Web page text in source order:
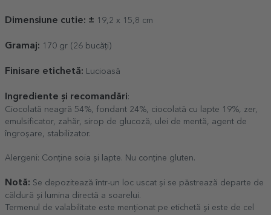
Dimensiune cutie: ± 19,2 x 15,8 cm
Gramaj: 170 gr (26 bucăți)
Finisare etichetă: Lucioasă
Ingrediente și recomandări:
Ciocolată neagră 54%, fondant 24%, ciocolată cu lapte 19%, zer,
emulsificator, zahăr, sirop de glucoză, ulei de mentă, agent de
îngroșare, stabilizator.
Alergeni: Conține soia și lapte. Nu conține gluten.
Notă: Se depozitează într-un loc uscat și se păstrează departe de
căldură și lumina directă a soarelui.
Termenul de valabilitate este menționat pe etichetă și este de cel